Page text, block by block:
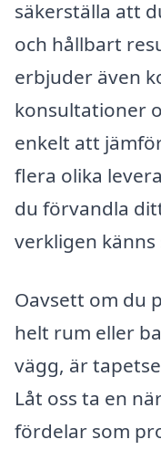
säkerställa att
och hållbart
erbjuder även
konsultationer
enkelt att
flera olika
du förvandla
verkligen känns
Oavsett om du
helt rum eller
vägg, är
Låt oss ta en
fördelar som